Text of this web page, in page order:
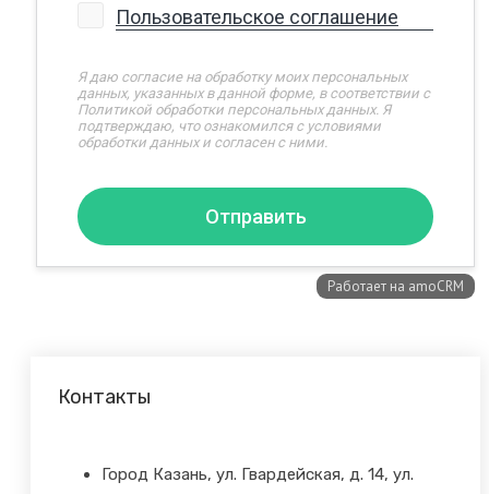
Контакты
Город Казань, ул. Гвардейская, д. 14, ул.